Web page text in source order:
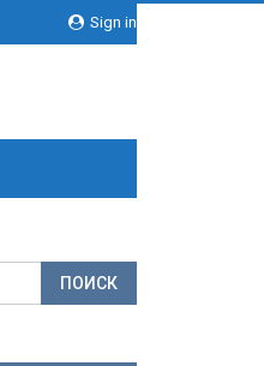
Sign in